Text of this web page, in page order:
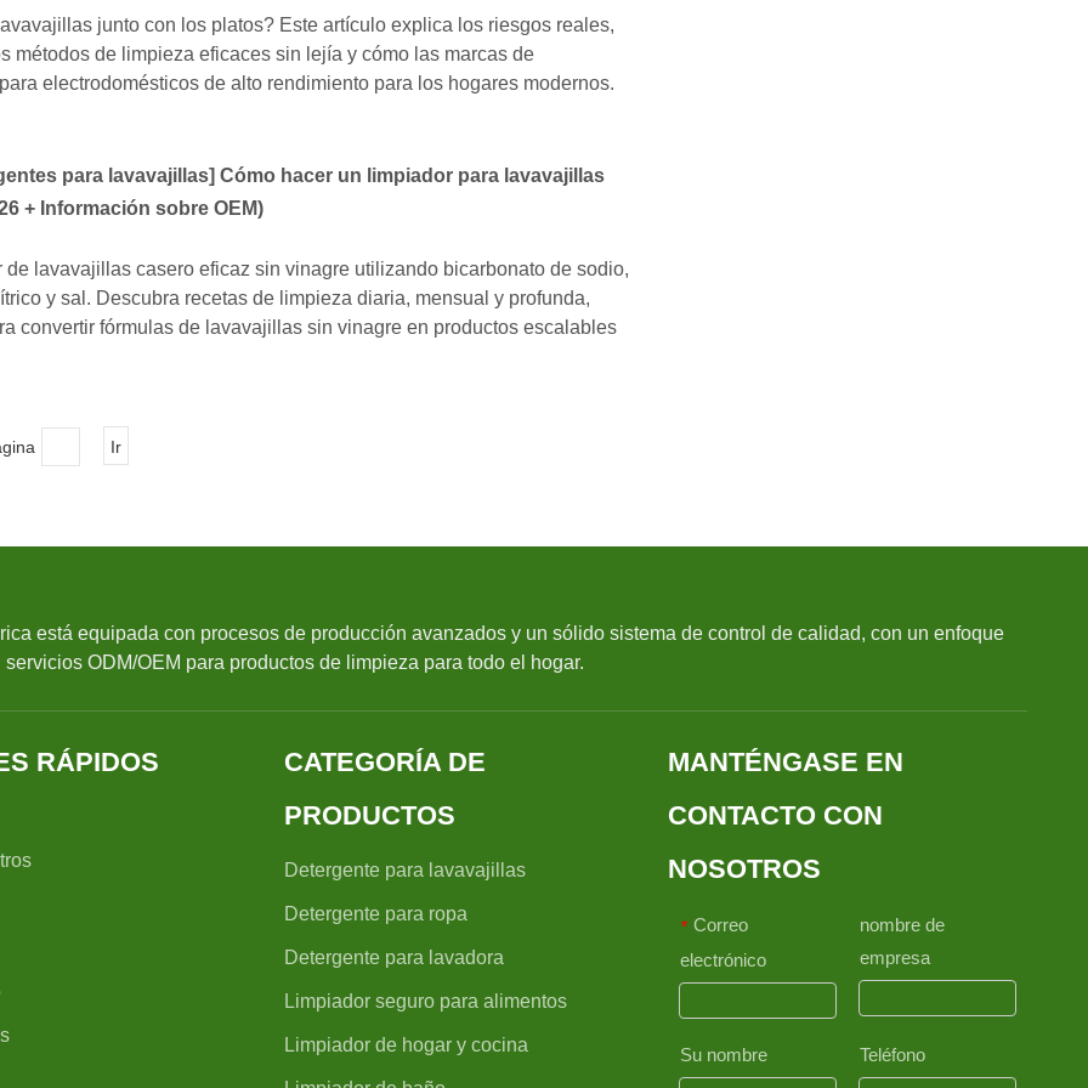
junto con los platos? Este artículo explica los riesgos reales,
métodos de limpieza eficaces sin lejía y cómo las marcas de
electrodomésticos de alto rendimiento para los hogares modernos.
para lavavajillas] Cómo hacer un limpiador para lavavajillas
+ Información sobre OEM)
lavavajillas casero eficaz sin vinagre utilizando bicarbonato de sodio,
y sal. Descubra recetas de limpieza diaria, mensual y profunda,
convertir fórmulas de lavavajillas sin vinagre en productos escalables
Ir
está equipada con procesos de producción avanzados y un sólido sistema de control de calidad, con un enfoque
ODM/OEM para productos de limpieza para todo el hogar.
RÁPIDOS
CATEGORÍA DE
PRODUCTOS
Detergente para lavavajillas
Detergente para ropa
Detergente para lavadora
Limpiador seguro para alimentos
Limpiador de hogar y cocina
MANTÉNGASE EN
CONTACTO CON
NOSOTROS
* Correo
electrónico
nombre de
empresa
Su nombre Teléfono